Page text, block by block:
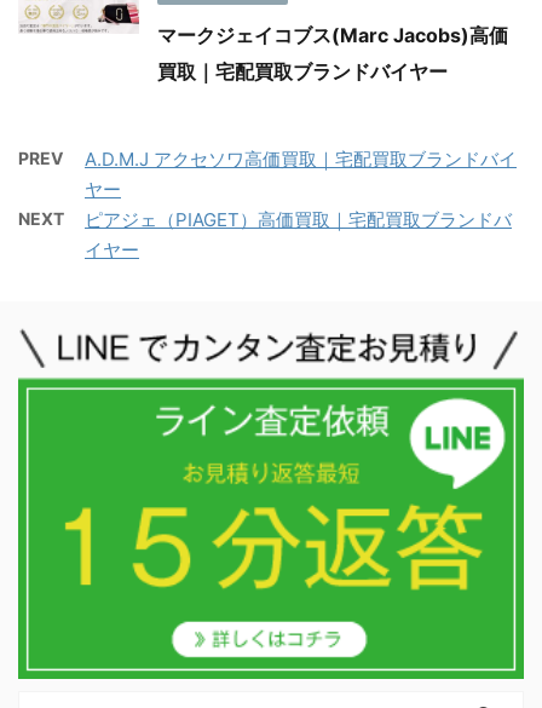
マークジェイコブス(Marc Jacobs)高価
買取｜宅配買取ブランドバイヤー
PREV
A.D.M.J アクセソワ高価買取｜宅配買取ブランドバイ
ヤー
NEXT
ピアジェ（PIAGET）高価買取｜宅配買取ブランドバ
イヤー